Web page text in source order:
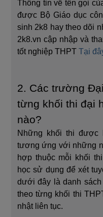
Thông tin về tên gọi
được Bộ Giáo dục
sinh 2k8 hay theo dõi
2k8.vn cập nhập và
tốt nghiệp THPT Tại
2. Các trường
từng khối thi đại
nào?
Những khối thi được
tương ứng với những
hợp thuộc mỗi khối
học sử dụng để xét
dưới đây là danh
theo từng khối thi
nhật liên tục.